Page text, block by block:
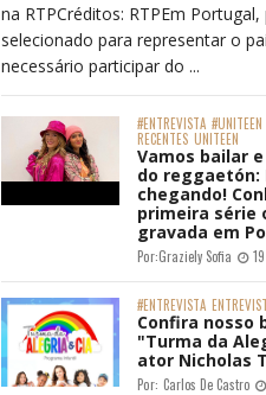
na RTPCréditos: RTPEm
selecionado para representar o
necessário participar do ...
#ENTREVISTA #UNITEEN
RECENTES UNITEEN
Vamos bailar
do reggaetón:
chegando!
primeira série
gravada em
Por:Graziely Sofia
#ENTREVISTA
Confira nosso
"Turma da
ator Nicholas
Por: Carlos De Castro